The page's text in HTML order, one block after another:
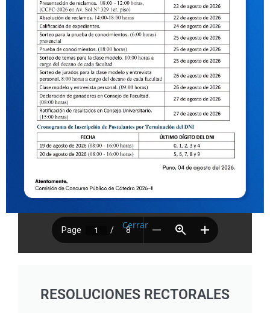
RESOLUCIONES RECTORALES
Cerrar